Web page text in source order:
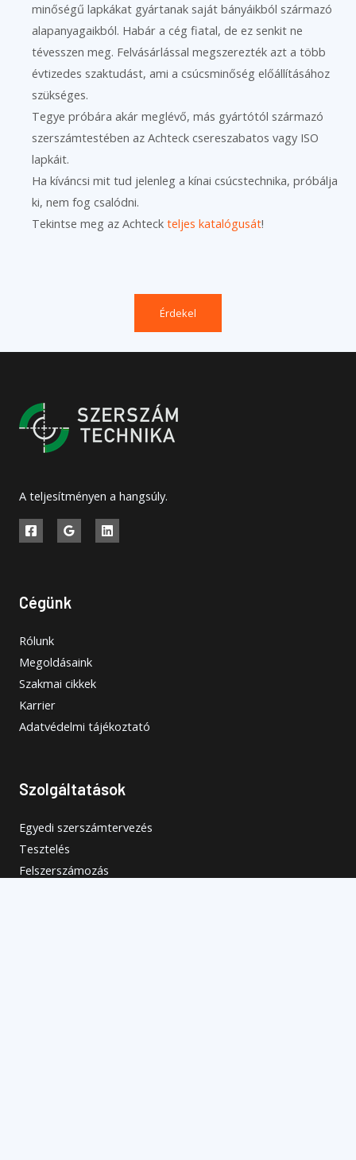
minőségű lapkákat gyártanak saját bányáikból származó
alapanyagaikból. Habár a cég fiatal, de ez senkit ne
tévesszen meg. Felvásárlással megszerezték azt a több
évtizedes szaktudást, ami a csúcsminőség előállításához
szükséges.
Tegye próbára akár meglévő, más gyártótól származó
szerszámtestében az Achteck csereszabatos vagy ISO
lapkáit.
Ha kíváncsi mit tud jelenleg a kínai csúcstechnika, próbálja
ki, nem fog csalódni.
Tekintse meg az Achteck teljes katalógusát!
Érdekel
A teljesítményen a hangsúly.
Cégünk
Rólunk
Megoldásaink
Szakmai cikkek
Karrier
Adatvédelmi tájékoztató
Szolgáltatások
Egyedi szerszámtervezés
Tesztelés
Felszerszámozás